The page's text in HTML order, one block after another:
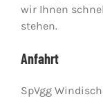
wir Ihnen
stehen.
Anfahrt
SpVgg